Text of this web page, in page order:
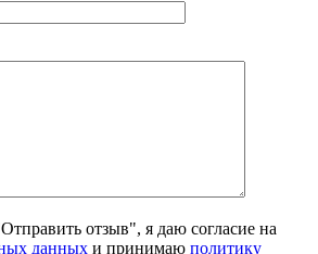
отзыв", я даю согласие на
данных и принимаю политику